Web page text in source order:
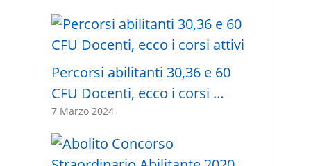
Percorsi abilitanti 30,36 e 60
CFU Docenti, ecco i corsi …
7 Marzo 2024